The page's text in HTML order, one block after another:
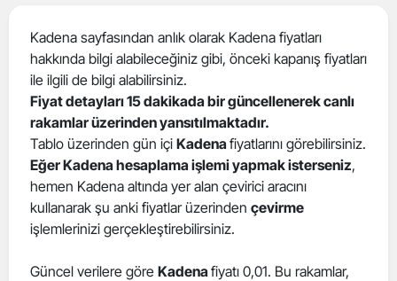
Kadena sayfasından anlık olarak Kadena fiyatları
hakkında bilgi alabileceğiniz gibi, önceki kapanış fiyatları
ile ilgili de bilgi alabilirsiniz.
Fiyat detayları 15 dakikada bir güncellenerek canlı
rakamlar üzerinden yansıtılmaktadır.
Tablo üzerinden gün içi Kadenafiyatlarını görebilirsiniz.
Eğer Kadena hesaplama işlemi yapmak isterseniz,
hemen Kadena altında yer alan çevirici aracını
kullanarak şu anki fiyatlar üzerinden çevirme
işlemlerinizi gerçekleştirebilirsiniz.
Güncel verilere göre Kadenafiyatı 0,01. Bu rakamlar,